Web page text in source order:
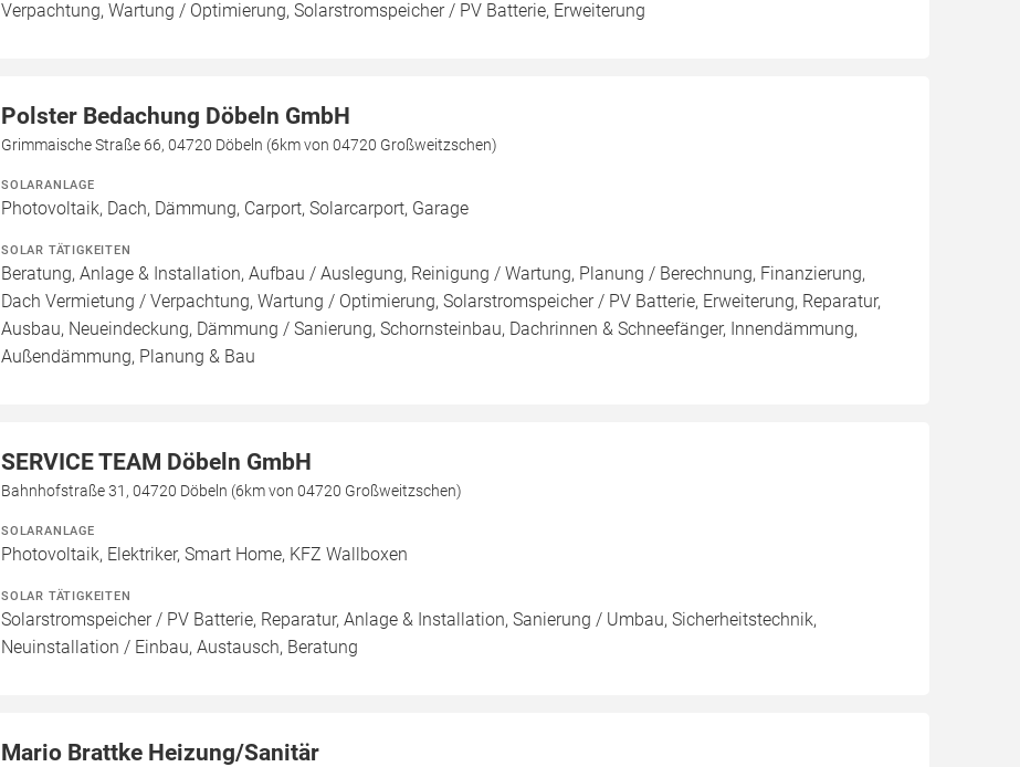
Verpachtung, Wartung / Optimierung, Solarstromspeicher / PV Batterie, Erweiterung
Polster Bedachung Döbeln GmbH
Grimmaische Straße 66, 04720 Döbeln (6km von 04720 Großweitzschen)
SOLARANLAGE
Photovoltaik, Dach, Dämmung, Carport, Solarcarport, Garage
SOLAR TÄTIGKEITEN
Beratung, Anlage & Installation, Aufbau / Auslegung, Reinigung / Wartung, Planung / Berechnung, Finanzierung,
Dach Vermietung / Verpachtung, Wartung / Optimierung, Solarstromspeicher / PV Batterie, Erweiterung, Reparatur,
Ausbau, Neueindeckung, Dämmung / Sanierung, Schornsteinbau, Dachrinnen & Schneefänger, Innendämmung,
Außendämmung, Planung & Bau
SERVICE TEAM Döbeln GmbH
Bahnhofstraße 31, 04720 Döbeln (6km von 04720 Großweitzschen)
SOLARANLAGE
Photovoltaik, Elektriker, Smart Home, KFZ Wallboxen
SOLAR TÄTIGKEITEN
Solarstromspeicher / PV Batterie, Reparatur, Anlage & Installation, Sanierung / Umbau, Sicherheitstechnik,
Neuinstallation / Einbau, Austausch, Beratung
Mario Brattke Heizung/Sanitär